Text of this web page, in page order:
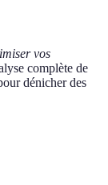
vos
complète de
dénicher des